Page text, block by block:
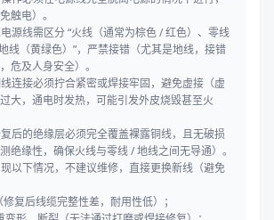
触电）。
源线需区分 “火线（通常为棕色 / 红色）、零线
线（黄绿色）”，严禁接错（尤其是地线，接错
危及人身安全）。
连接必须拧合紧密或焊接牢固，避免虚接（虚
大，通电时发热，可能引发外皮烧毁甚至火
后的绝缘层必须完全覆盖裸露铜线，且无破损
绝缘性，确保火线与零线 / 地线之间无导通）。
以下情况，不建议维修，直接更换新线（避免
复后线缆完整性差，耐用性低）；